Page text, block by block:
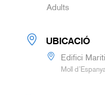
Adults
UBICACIÓ
Edifici
Moll